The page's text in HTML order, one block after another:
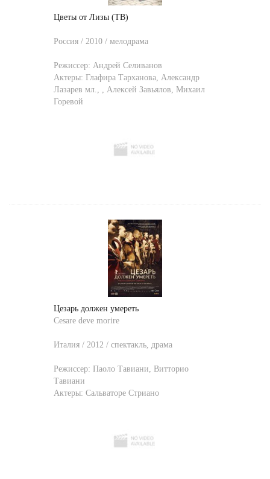
Цветы от Лизы (ТВ)
Россия / 2010 / мелодрама
Режиссер: Андрей Селиванов
Актеры: Глафира Тарханова, Александр
Лазарев мл., , Алексей Завьялов, Михаил
Горевой
Цезарь должен умереть
Cesare deve morire
Италия / 2012 / спектакль, драма
Режиссер: Паоло Тавиани, Витторио
Тавиани
Актеры: Сальваторе Стриано